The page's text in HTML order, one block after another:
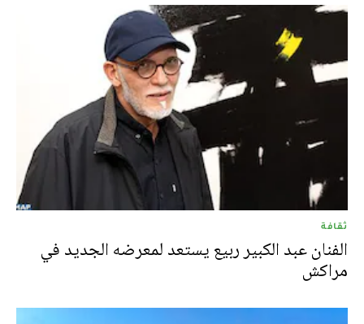
ثقافة
الفنان عبد الكبير ربيع يستعد لمعرضه الجديد في
مراكش